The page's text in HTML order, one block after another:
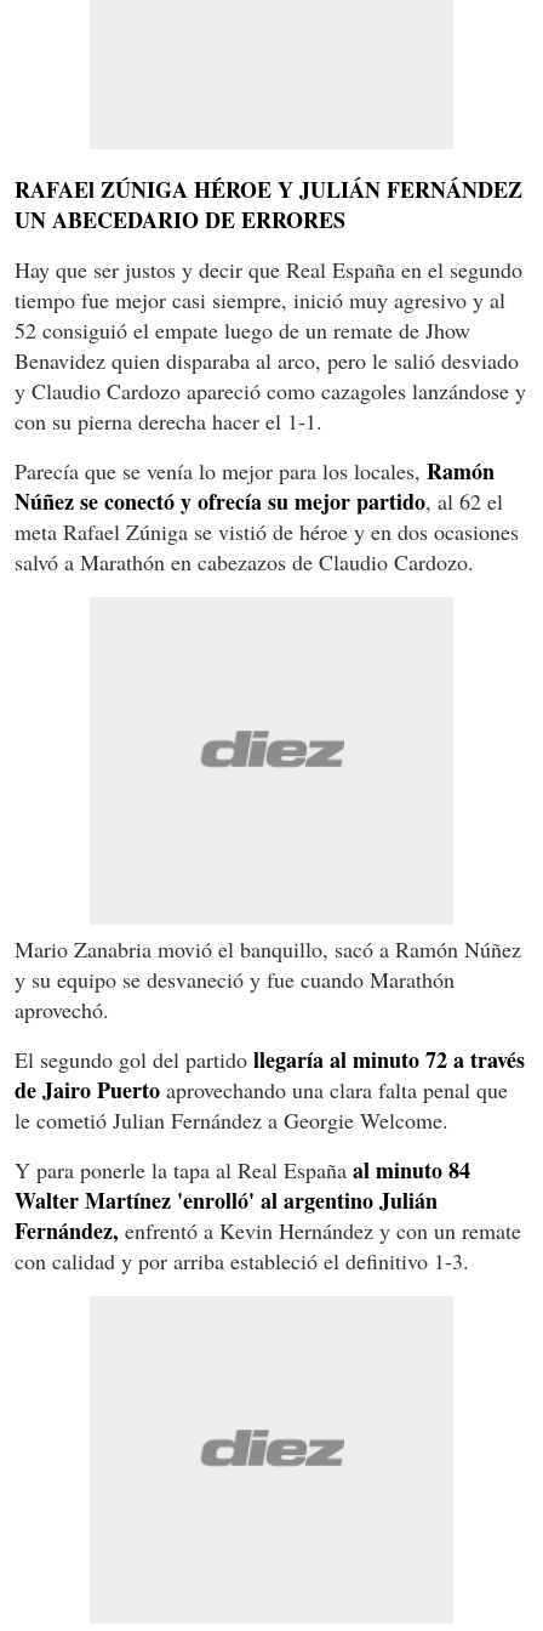
RAFAEl ZÚNIGA HÉROE Y JULIÁN FERNÁNDEZ
UN ABECEDARIO DE ERRORES
Hay que ser justos y decir que Real España en el segundo
tiempo fue mejor casi siempre, inició muy agresivo y al
52 consiguió el empate luego de un remate de Jhow
Benavidez quien disparaba al arco, pero le salió desviado
y Claudio Cardozo apareció como cazagoles lanzándose y
con su pierna derecha hacer el 1-1.
Parecía que se venía lo mejor para los locales, Ramón
Núñez se conectó y ofrecía su mejor partido, al 62 el
meta Rafael Zúniga se vistió de héroe y en dos ocasiones
salvó a Marathón en cabezazos de Claudio Cardozo.
Mario Zanabria movió el banquillo, sacó a Ramón Núñez
y su equipo se desvaneció y fue cuando Marathón
aprovechó.
El segundo gol del partido llegaría al minuto 72 a través
de Jairo Puerto aprovechando una clara falta penal que
le cometió Julian Fernández a Georgie Welcome.
Y para ponerle la tapa al Real España al minuto 84
Walter Martínez 'enrolló' al argentino Julián
Fernández, enfrentó a Kevin Hernández y con un remate
con calidad y por arriba estableció el definitivo 1-3.